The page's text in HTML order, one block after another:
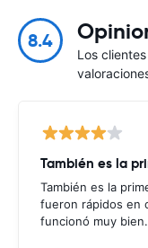
8.4
Los
También es la
También es la
fueron rápidos en
funcionó muy